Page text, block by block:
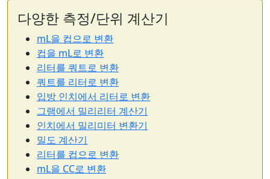
다양한 측정/단위 계산기
mL을 컵으로 변환
컵을 mL로 변환
리터를 쿼트로 변환
쿼트를 리터로 변환
입방 인치에서 리터로 변환
그램에서 밀리리터 계산기
인치에서 밀리미터 변환기
밀도 계산기
리터를 컵으로 변환
mL을 CC로 변환